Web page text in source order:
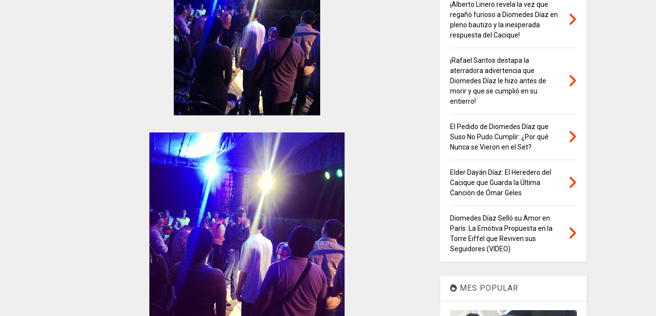
¡Alberto Linero revela la vez que
regañó furioso a Diomedes Díaz en
pleno bautizo y la inesperada
respuesta del Cacique!
¡Rafael Santos destapa la
aterradora advertencia que
Diomedes Díaz le hizo antes de
morir y que se cumplió en su
entierro!
El Pedido de Diomedes Díaz que
Suso No Pudo Cumplir: ¿Por qué
Nunca se Vieron en el Set?
Elder Dayán Díaz: El Heredero del
Cacique que Guarda la Última
Canción de Ómar Geles
Diomedes Díaz Selló su Amor en
París: La Emotiva Propuesta en la
Torre Eiffel que Reviven sus
Seguidores (VIDEO)
MES POPULAR